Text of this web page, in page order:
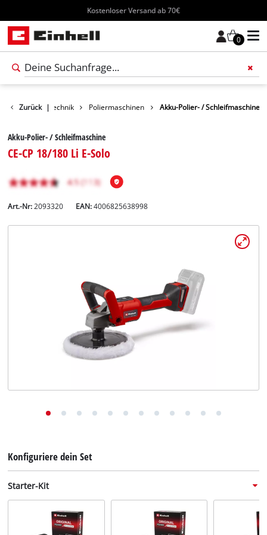
Kostenloser Versand ab 70€
0
Zurück |
Autotechnik Poliermaschinen Akku-Polier- / Schleifmaschine
Akku-Polier- / Schleifmaschine
CE-CP 18/180 Li E-Solo
Art.-Nr: 2093320 EAN:4006825638998
Konfiguriere dein Set
Starter-Kit